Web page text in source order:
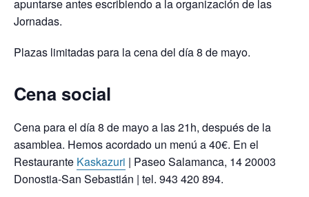
apuntarse antes escribiendo a la organización de las
Jornadas.
Plazas limitadas para la cena del día 8 de mayo.
Cena social
Cena para el día 8 de mayo a las 21h, después de la
asamblea. Hemos acordado un menú a 40€. En el
Restaurante Kaskazuri | Paseo Salamanca, 14 20003
Donostia-San Sebastián | tel. 943 420 894.